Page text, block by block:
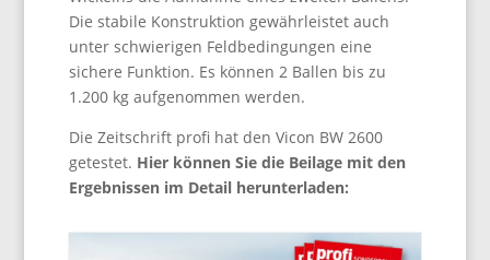
Die stabile Konstruktion gewährleistet auch
unter schwierigen Feldbedingungen eine
sichere Funktion. Es können 2 Ballen bis zu
1.200 kg aufgenommen werden.
Die Zeitschrift profi hat den Vicon BW 2600
getestet. Hier können Sie die Beilage mit den
Ergebnissen im Detail herunterladen: